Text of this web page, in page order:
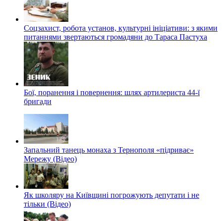
Соцзахист, робота установ, культурні ініціативи: з якими
питаннями звертаються громадяни до Тараса Пастуха
Бої, поранення і повернення: шлях артилериста 44-ї
бригади
Запальний танець монаха з Тернополя «підриває»
Мережу (Відео)
Як школяру на Київщині погрожують депутати і не
тільки (Відео)